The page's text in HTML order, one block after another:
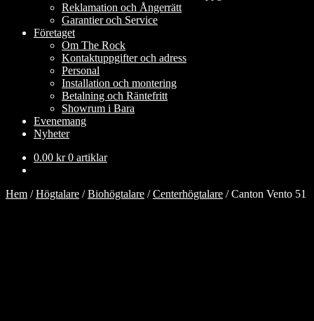
Reklamation och Ångerrätt
Garantier och Service
Företaget
Om The Rock
Kontaktuppgifter och adress
Personal
Installation och montering
Betalning och Räntefritt
Showrum i Bara
Evenemang
Nyheter
0.00 kr 0 artiklar
Hem /Högtalare /Biohögtalare /Centerhögtalare /Canton Vento 51